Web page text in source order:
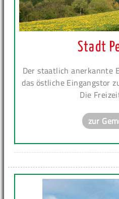
Stadt
Der staatlich anerkannte
das östliche Eingangstor
Die
zur